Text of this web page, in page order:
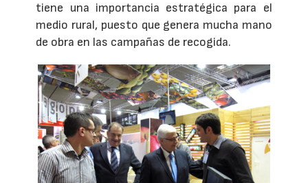
tiene una importancia estratégica para el
medio rural, puesto que genera mucha mano
de obra en las campañas de recogida.